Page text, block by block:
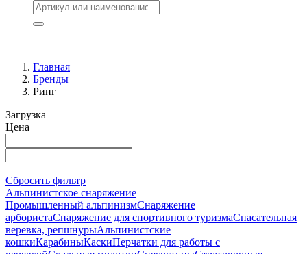
Главная
Бренды
Ринг
Загрузка
Цена
Сбросить фильтр
Альпинистское снаряжение
Промышленный альпинизмСнаряжение
арбористаСнаряжение для спортивного туризмаСпасательная
веревка, репшнурыАльпинистские
кошкиКарабиныКаскиПерчатки для работы с